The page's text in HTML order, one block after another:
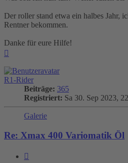
Der roller stand etwa ein halbes Jahr,
Rentner bekommen.
Danke für eure Hilfe!
R1-Rider
Beiträge: 365
Registriert: Sa 30. Sep 2023,
Galerie
Re: Xmax 400 Variomatik Öl